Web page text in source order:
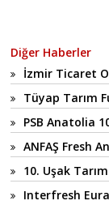
Diğer Haberler
İzmir Ticaret
Tüyap Tarım
PSB Anatolia
ANFAŞ Fresh
10. Uşak
Interfresh